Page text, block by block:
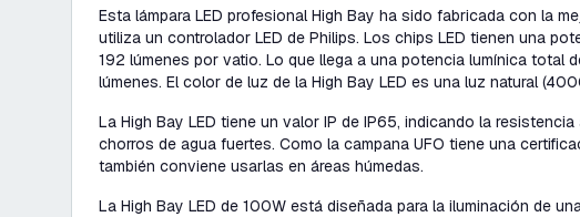
Esta lámpara LED profesional High Bay ha sido fabricada con la
utiliza un controlador LED de Philips. Los chips LED tienen una
192 lúmenes por vatio. Lo que llega a una potencia lumínica total
lúmenes. El color de luz de la High Bay LED es una luz natural
La High Bay LED tiene un valor IP de IP65, indicando la
chorros de agua fuertes. Como la campana UFO tiene una
también conviene usarlas en áreas húmedas.
La High Bay LED de 100W está diseñada para la iluminación de